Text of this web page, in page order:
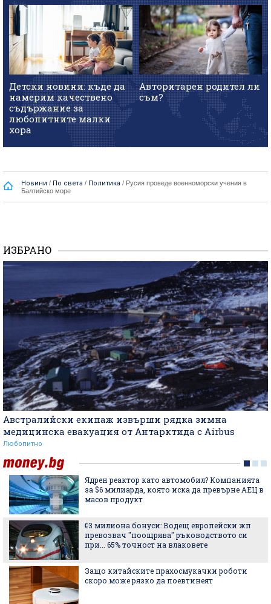
Детски новини: къде да
намерим качествено
съдържание за
любопитните малки
хора
Авторитарен родител ли
съм?
Новини / По света / Политика / Русия проведе военноморски учения в
Балтийско море
ИЗБРАНО
Австралийски екипаж извърши рядка зимна
медицинска евакуация от Антарктида с Airbus
Любопитно
Ядрен реактор като автомобил? Компанията
за $6 милиарда, която иска да превърне АЕЦ в
масов продукт
€3 милиона бонуси: Водещ европейски жп
превозвач "поощрява" ръководството си
при... 65% точност на влаковете
Защо китайските прахосмукачки роботи
скоро може рязко да поевтинеят